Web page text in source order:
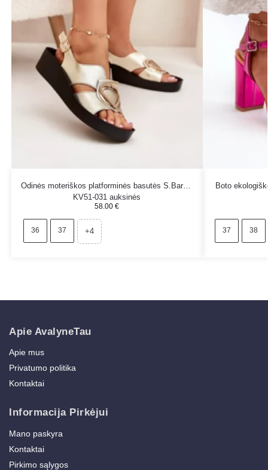
Odinės moteriškos platforminės basutės S.Barski
KV51-031 auksinės
58.00€
36 37 +4
Boto
37 38
Apie AvalyneTau
Apie mus
Privatumo politika
Kontaktai
Informacija Pirkėjui
Mano paskyra
Kontaktai
Pirkimo sąlygos